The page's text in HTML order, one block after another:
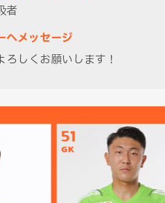
者
へメッセージ
ろしくお願いします！
51
GK